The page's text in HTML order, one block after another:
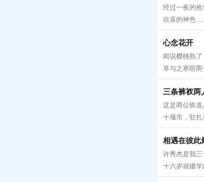
经过一夜的
欣喜的神色
心念花开
闻说樱桃熟
草与之寒暄
三条裤衩两
这是两位铁
十堰市，驻
相遇在彼此
许秀杰是我
十六岁就辍